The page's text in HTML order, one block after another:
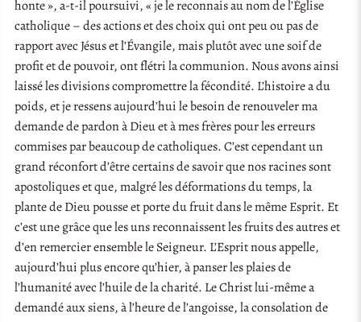
honte », a-t-il poursuivi, « je le reconnais au nom de l’Église
catholique – des actions et des choix qui ont peu ou pas de
rapport avec Jésus et l’Évangile, mais plutôt avec une soif de
profit et de pouvoir, ont flétri la communion. Nous avons ainsi
laissé les divisions compromettre la fécondité. L’histoire a du
poids, et je ressens aujourd’hui le besoin de renouveler ma
demande de pardon à Dieu et à mes frères pour les erreurs
commises par beaucoup de catholiques. C’est cependant un
grand réconfort d’être certains de savoir que nos racines sont
apostoliques et que, malgré les déformations du temps, la
plante de Dieu pousse et porte du fruit dans le même Esprit. Et
c’est une grâce que les uns reconnaissent les fruits des autres et
d’en remercier ensemble le Seigneur. L’Esprit nous appelle,
aujourd’hui plus encore qu’hier, à panser les plaies de
l’humanité avec l’huile de la charité. Le Christ lui-même a
demandé aux siens, à l’heure de l’angoisse, la consolation de